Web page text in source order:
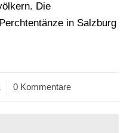
Die
in Salzburg
0 Kommentare